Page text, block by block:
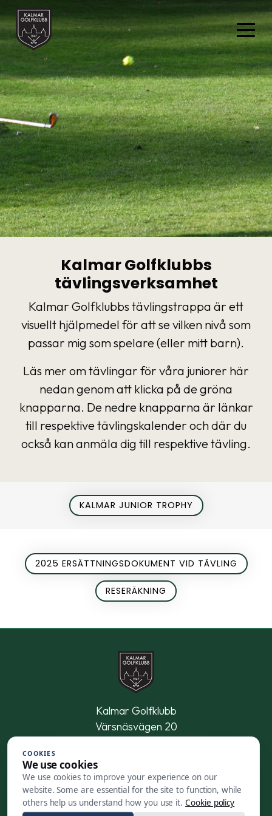
Kalmar Golfklubbs
tävlingsverksamhet
Kalmar Golfklubbs tävlingstrappa är ett
visuellt hjälpmedel för att se vilken nivå som
passar mig som spelare (eller mitt barn).
Läs mer om tävlingar för våra juniorer här
nedan genom att klicka på de gröna
knapparna. De nedre knapparna är länkar
till respektive tävlingskalender och där du
också kan anmäla dig till respektive tävling.
KALMAR JUNIOR TROPHY
2025 ERSÄTTNINGSDOKUMENT VID TÄVLING
RESERÄKNING
Kalmar Golfklubb
Värsnäsvägen 20
Kontakt och öppettider
COOKIES
We use cookies
We use cookies to improve your experience on our
website. Some are essential for the site to function, while
others help us understand how you use it. Cookie policy